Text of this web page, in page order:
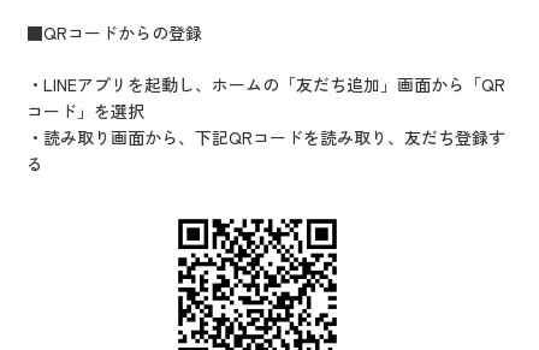
■QRコードからの登録
・LINEアプリを起動し、ホームの「友だち追加」画面から「QR
コード」を選択
・読み取り画面から、下記QRコードを読み取り、友だち登録す
る